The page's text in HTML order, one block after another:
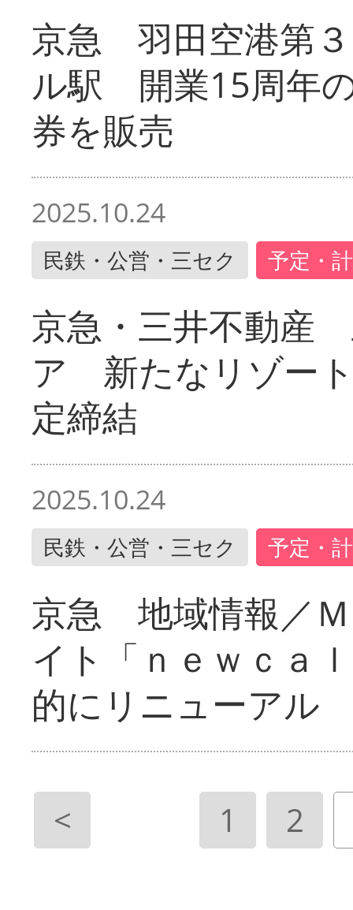
京急 羽田空港第
ル駅 開業15周年
券を販売
2025.10.24
民鉄・公営・三セク 予定・
京急・三井不動産
ア 新たなリゾー
定締結
2025.10.24
民鉄・公営・三セク 予定・
京急 地域情報／
イト「ｎｅｗｃａ
的にリニューアル
< 1 2